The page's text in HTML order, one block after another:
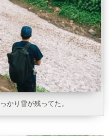
かり雪が残ってた。